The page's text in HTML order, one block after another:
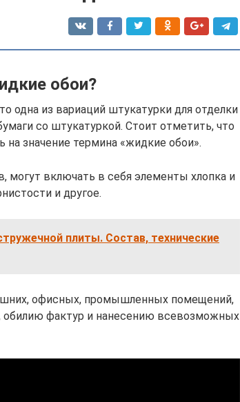
обои?
одна из вариаций штукатурки для отделки
со штукатуркой. Стоит отметить, что
на значение термина «жидкие обои».
могут включать в себя элементы хлопка и
и другое.
плиты. Состав, технические
офисных, промышленных помещений,
обилию фактур и нанесению всевозможных